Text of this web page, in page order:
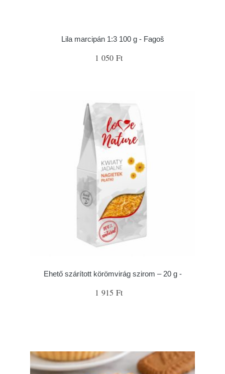
Lila marcipán 1:3 100 g - Fagoš
1 050 Ft
Ehető szárított körömvirág szirom – 20 g -
1 915 Ft